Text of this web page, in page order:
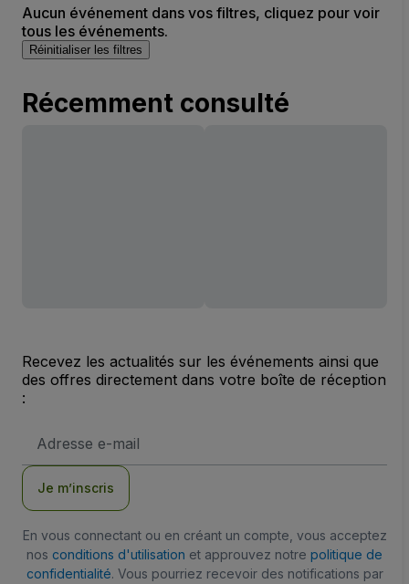
Aucun événement dans vos filtres, cliquez pour voir
tous les événements.
Réinitialiser les filtres
Récemment consulté
Recevez les actualités sur les événements ainsi que
des offres directement dans votre boîte de réception
:
e-
Je m’inscris
En vous connectant ou en créant un compte, vous acceptez
nos conditions d'utilisation et approuvez notre politique de
confidentialité. Vous pourriez recevoir des notifications par